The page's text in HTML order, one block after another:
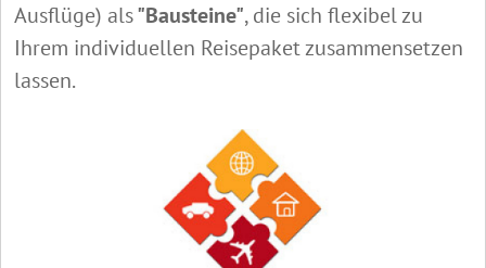
Ausflüge) als"Bausteine", die sich flexibel zu
Ihrem individuellen Reisepaket zusammensetzen
lassen.